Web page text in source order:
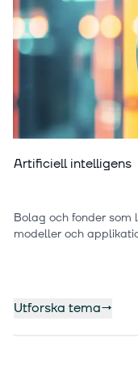
Artificiell intelligens
Bolag och fonder som
modeller och
Utforska tema→